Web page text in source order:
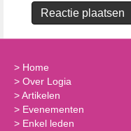
> Home
> Over Logia
>Artikelen
> Evenementen
> Enkel leden